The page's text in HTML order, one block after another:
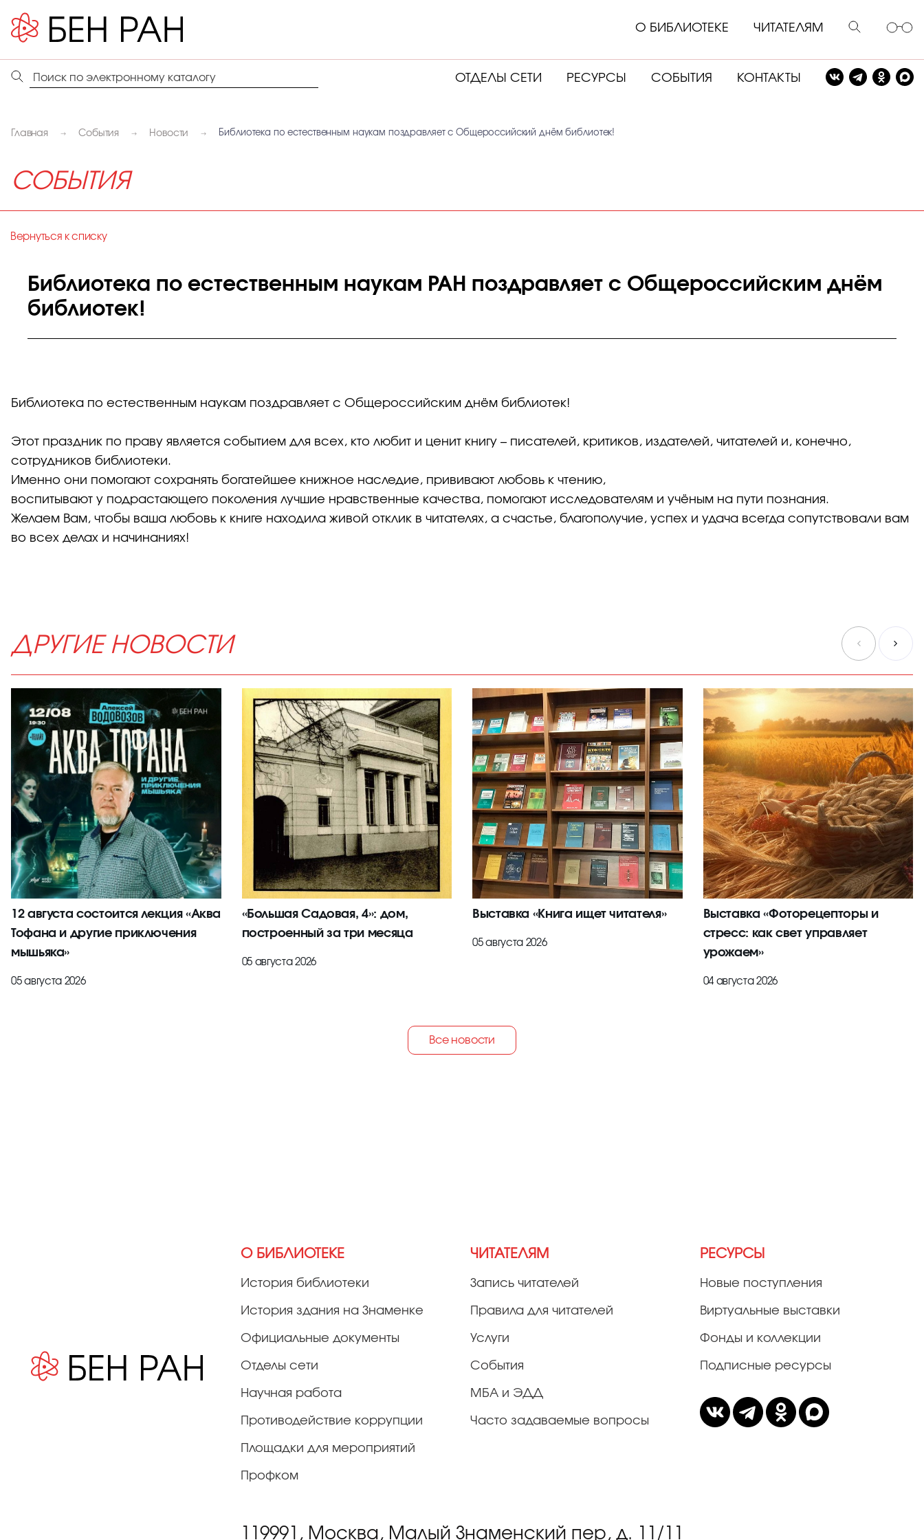
О БИБЛИОТЕКЕ ЧИТАТЕЛЯМ
ОТДЕЛЫ СЕТИ РЕСУРСЫ СОБЫТИЯ КОНТАКТЫ
Главная События Новости Библиотека по естественным наукам поздравляет с Общероссийский днём библиотек!
СОБЫТИЯ
Вернуться к списку
Библиотека по естественным наукам РАН поздравляет с Общероссийским днём
библиотек!
Библиотека по естественным наукам поздравляет с Общероссийским днём библиотек!
Этот праздник по праву является событием для всех, кто любит и ценит книгу – писателей, критиков, издателей, читателей и, конечно,
сотрудников библиотеки.
Именно они помогают сохранять богатейшее книжное наследие, прививают любовь к чтению,
воспитывают у подрастающего поколения лучшие нравственные качества, помогают исследователям и учёным на пути познания.
Желаем Вам, чтобы ваша любовь к книге находила живой отклик в читателях, а счастье, благополучие, успех и удача всегда сопутствовали вам
во всех делах и начинаниях!
ДРУГИЕ НОВОСТИ
12 августа состоится лекция «Аква
Тофана и другие приключения
мышьяка»
05 августа 2026
«Большая Садовая, 4»: дом,
построенный за три месяца
05 августа 2026
Выставка «Книга ищет читателя»
05 августа 2026
Выставка «Фоторецепторы и
стресс: как свет управляет
урожаем»
04 августа 2026
Все новости
О БИБЛИОТЕКЕ
История библиотеки
История здания на Знаменке
Официальные документы
Отделы сети
Научная работа
Противодействие коррупции
Площадки для мероприятий
Профком
ЧИТАТЕЛЯМ
Запись читателей
Правила для читателей
Услуги
События
МБА и ЭДД
Часто задаваемые вопросы
РЕСУРСЫ
Новые поступления
Виртуальные выставки
Фонды и коллекции
Подписные ресурсы
119991, Москва, Малый Знаменский пер, д. 11/11